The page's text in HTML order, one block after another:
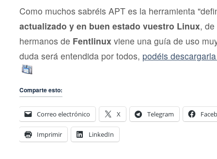
Como muchos sabréis APT es la herramienta
actualizado y en buen estado vuestro Linux,
hermanos de Fentlinux viene una guía de uso
duda será entendida por todos, podéis
Comparte esto:
Correo electrónico X Telegram
Imprimir LinkedIn